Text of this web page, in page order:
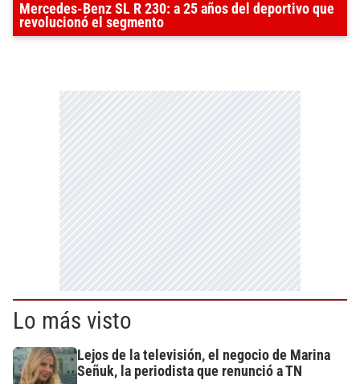
Mercedes-Benz SL R 230: a 25 años del deportivo que
revolucionó el segmento
Lo más visto
Lejos de la televisión, el negocio de Marina
Señuk, la periodista que renunció a TN